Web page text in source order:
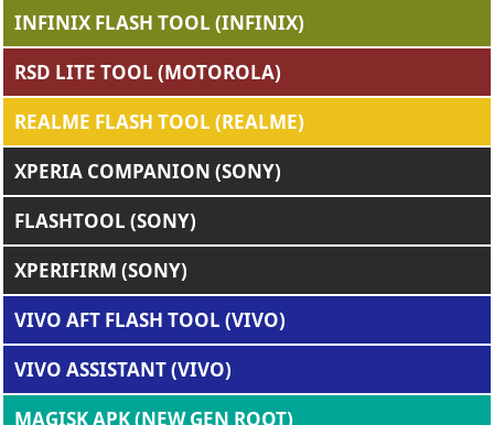
INFINIX FLASH TOOL (INFINIX)
RSD LITE TOOL (MOTOROLA)
REALME FLASH TOOL (REALME)
XPERIA COMPANION (SONY)
FLASHTOOL (SONY)
XPERIFIRM (SONY)
VIVO AFT FLASH TOOL (VIVO)
VIVO ASSISTANT (VIVO)
MAGISK APK (NEW GEN ROOT)